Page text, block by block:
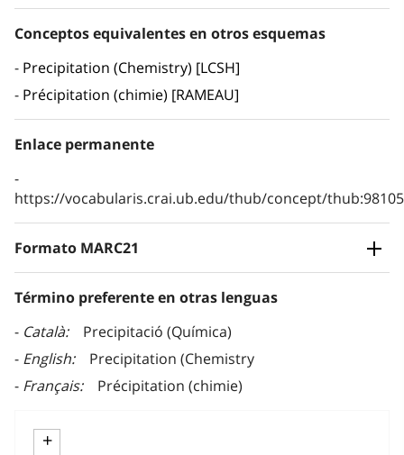
Conceptos equivalentes en otros esquemas
Precipitation (Chemistry) [LCSH]
Précipitation (chimie) [RAMEAU]
Enlace permanente
https://vocabularis.crai.ub.edu/thub/concept/
Formato MARC21
Término preferente en otras lenguas
Català
Precipitació (Química)
English
Precipitation (Chemistry
Français
Précipitation (chimie)
+